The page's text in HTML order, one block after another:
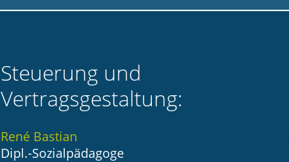
Steuerung und
Vertragsgestaltung:
René Bastian
Dipl.-Sozialpädagoge